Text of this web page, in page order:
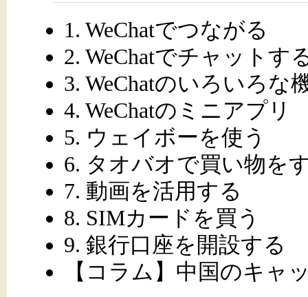
1. WeChatでつながる
2. WeChatでチャットす
3. WeChatのいろいろな
4. WeChatのミニアプリ
5. ウェイボーを使う
6. タオバオで買い物を
7. 動画を活用する
8. SIMカードを買う
9. 銀行口座を開設する
【コラム】中国のキャ